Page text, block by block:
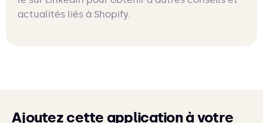
actualités liés à Shopify.
Ajoutez cette application à votre